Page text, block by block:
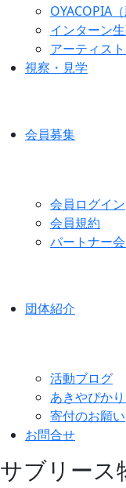
OYACOPIA
インターン
アーティス
視察・見学
会員募集
会員ログイン
会員規約
パートナー
団体紹介
活動ブログ
あきやぴか
寄付のお願い
お問合せ
サブリー